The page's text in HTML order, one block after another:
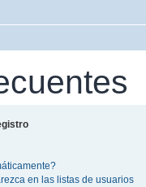
en las listas de usuarios